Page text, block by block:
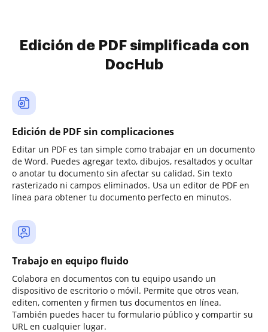
Edición de PDF simplificada con
DocHub
Edición de PDF sin complicaciones
Editar un PDF es tan simple como trabajar en un documento
de Word. Puedes agregar texto, dibujos, resaltados y ocultar
o anotar tu documento sin afectar su calidad. Sin texto
rasterizado ni campos eliminados. Usa un editor de PDF en
línea para obtener tu documento perfecto en minutos.
Trabajo en equipo fluido
Colabora en documentos con tu equipo usando un
dispositivo de escritorio o móvil. Permite que otros vean,
editen, comenten y firmen tus documentos en línea.
También puedes hacer tu formulario público y compartir su
URL en cualquier lugar.